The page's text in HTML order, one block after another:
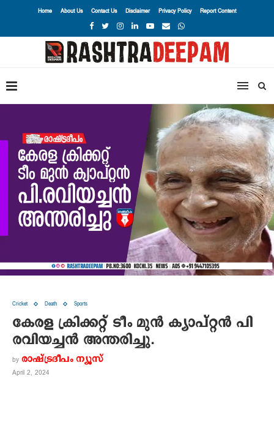
Home About Us Contact Us Disclaimer Privacy Policy Report Content
Cricket Death Sports
കേരള ക്രിക്കറ്റ് ടീം മുന്‍ ക്യാപ്റ്റന്‍ പി
രവിയച്ചന്‍ അന്തരിച്ചു.
by രാഷ്ട്രദീപം ന്യൂസ്‌
April 2, 2024